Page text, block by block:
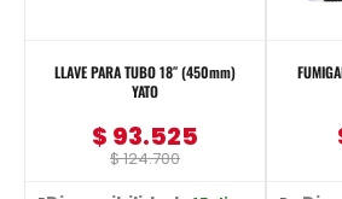
LLAVE PARA TUBO 18″ (450mm)
YATO
$124.700
$ 93.525